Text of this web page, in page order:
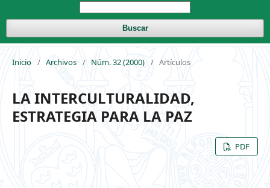
Buscar
Inicio / Archivos / Núm. 32 (2000) / Artículos
LA INTERCULTURALIDAD,
ESTRATEGIA PARA LA PAZ
PDF